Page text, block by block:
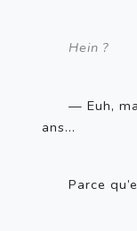
Hein ?
— Euh,
ans...
Parce